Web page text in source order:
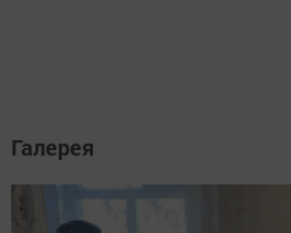
Галерея